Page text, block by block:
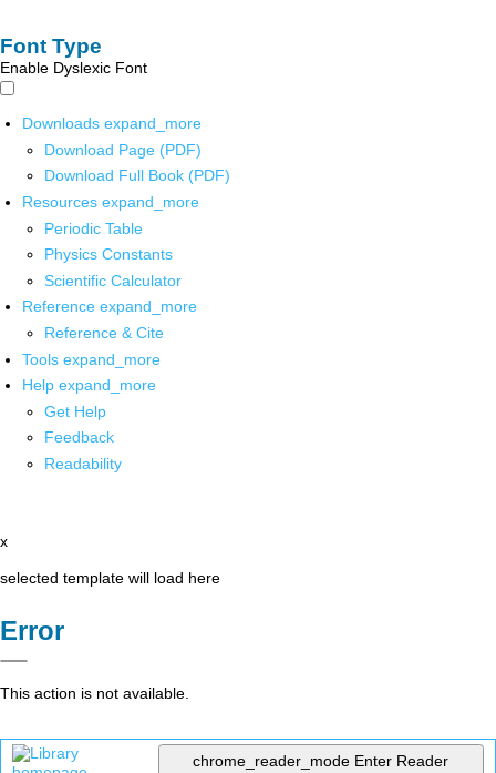
Font Type
Enable Dyslexic Font
Downloads expand_more
Download Page (PDF)
Download Full Book (PDF)
Resources expand_more
Periodic Table
Physics Constants
Scientific Calculator
Reference expand_more
Reference & Cite
Tools expand_more
Help expand_more
Get Help
Feedback
Readability
x
selected template will load here
Error
This action is not available.
chrome_reader_mode Enter Reader